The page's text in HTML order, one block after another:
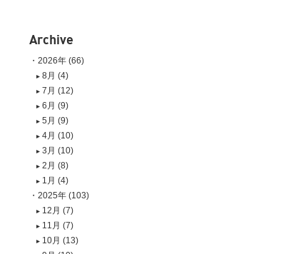
Archive
2026年 (66)
8月 (4)
7月 (12)
6月 (9)
5月 (9)
4月 (10)
3月 (10)
2月 (8)
1月 (4)
2025年 (103)
12月 (7)
11月 (7)
10月 (13)